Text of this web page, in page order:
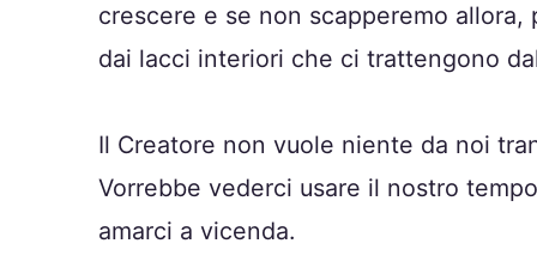
crescere e se non scapperemo
dai lacci interiori che ci trattengono
Il Creatore non vuole niente da noi
Vorrebbe vederci usare il nostro
amarci a vicenda.